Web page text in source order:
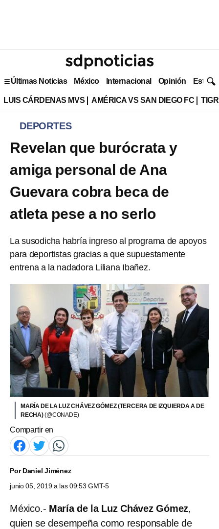
Últimas Noticias México Internacional Opinión Estilo
LUIS CÁRDENAS MVS AMÉRICA VS SAN DIEGO FC
DEPORTES
Revelan que burócrata y
amiga personal de Ana
Guevara cobra beca de
atleta pese a no serlo
La susodicha habría ingreso al programa de apoyos
para deportistas gracias a que supuestamente
entrena a la nadadora Liliana Ibañez.
MARÍA DE LA LUZ CHÁVEZ GÓMEZ (TERCERA DE IZQUIERDA A DE
RECHA)(@CONADE)
Compartir en
PorDaniel Jiménez
junio 05, 2019 a las 09:53 GMT-5
México.- María de la Luz Chávez Gómez,
quien se desempeña como responsable de